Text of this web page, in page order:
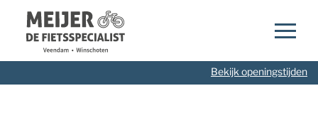
Navigatie
Bekijk openingstijden